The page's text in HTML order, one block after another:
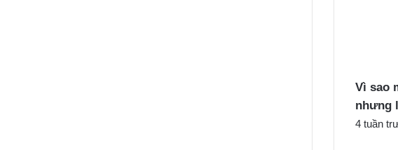
Vì sao
nhưng
4 tuần